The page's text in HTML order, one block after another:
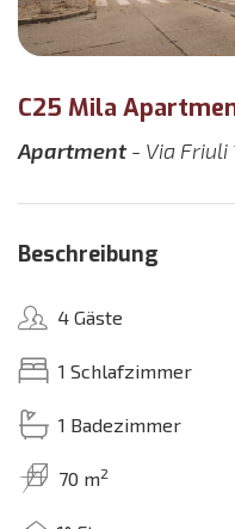
C25 Mila
Apartment- Via Friuli
Beschreibung
4 Gäste
1 Schlafzimmer
1 Badezimmer
70 m2